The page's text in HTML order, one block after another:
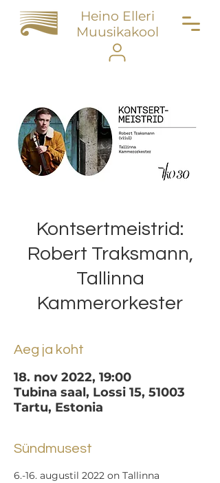
Heino Elleri
Muusikakool
Kontsertmeistrid:
Robert Traksmann,
Tallinna
Kammerorkester
Aeg ja koht
18. nov 2022, 19:00
Tubina saal, Lossi 15, 51003
Tartu, Estonia
Sündmusest
6.-16. augustil 2022 on Tallinna